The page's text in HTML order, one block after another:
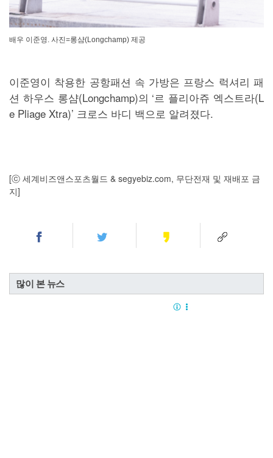
배우 이준영. 사진=롱샴(Longchamp) 제공
이준영이 착용한 공항패션 속 가방은 프랑스 럭셔리 패
션 하우스 롱샴(Longchamp)의 ‘르 플리아쥬 엑스트라(L
e Pliage Xtra)’ 크로스 바디 백으로 알려졌다.
[ⓒ 세계비즈앤스포츠월드 & segyebiz.com, 무단전재 및 재배포 금
지]
많이 본 뉴스